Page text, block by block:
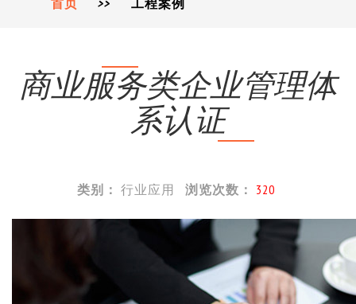
首页 >> 工程案例
商业服务类企业管理体
系认证
类别： 行业应用 浏览次数： 320